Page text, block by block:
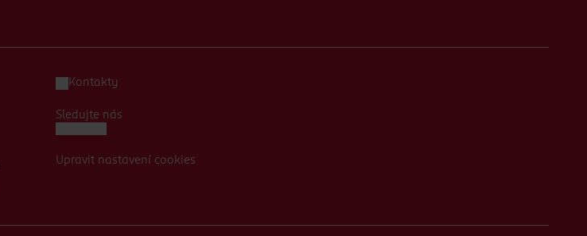
Kontakty
Sledujte nás
Upravit nastavení cookies